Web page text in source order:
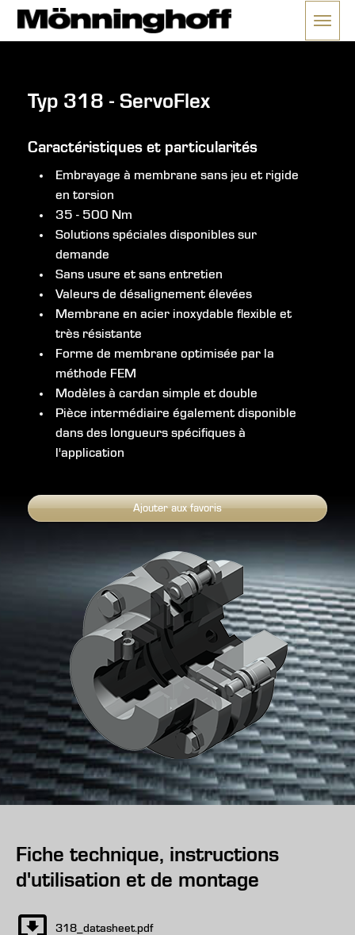
Typ 318 - ServoFlex
Caractéristiques et particularités
Embrayage à membrane sans jeu et rigide
en torsion
35 - 500 Nm
Solutions spéciales disponibles sur
demande
Sans usure et sans entretien
Valeurs de désalignement élevées
Membrane en acier inoxydable flexible et
très résistante
Forme de membrane optimisée par la
méthode FEM
Modèles à cardan simple et double
Pièce intermédiaire également disponible
dans des longueurs spécifiques à
l'application
Ajouter aux favoris
Fiche technique, instructions
d'utilisation et de montage
318_datasheet.pdf